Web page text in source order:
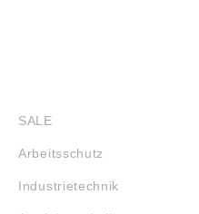
SALE
Arbeitsschutz
Industrietechnik